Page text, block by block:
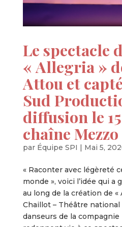
Le spectacle
« Allegria »
Attou et
Sud
diffusion le
chaîne Mezzo
par Équipe SPI Mai 5,
« Raconter avec légèreté
monde », voici l’idée qui a
au long de la création de «
Chaillot – Théâtre
danseurs de la